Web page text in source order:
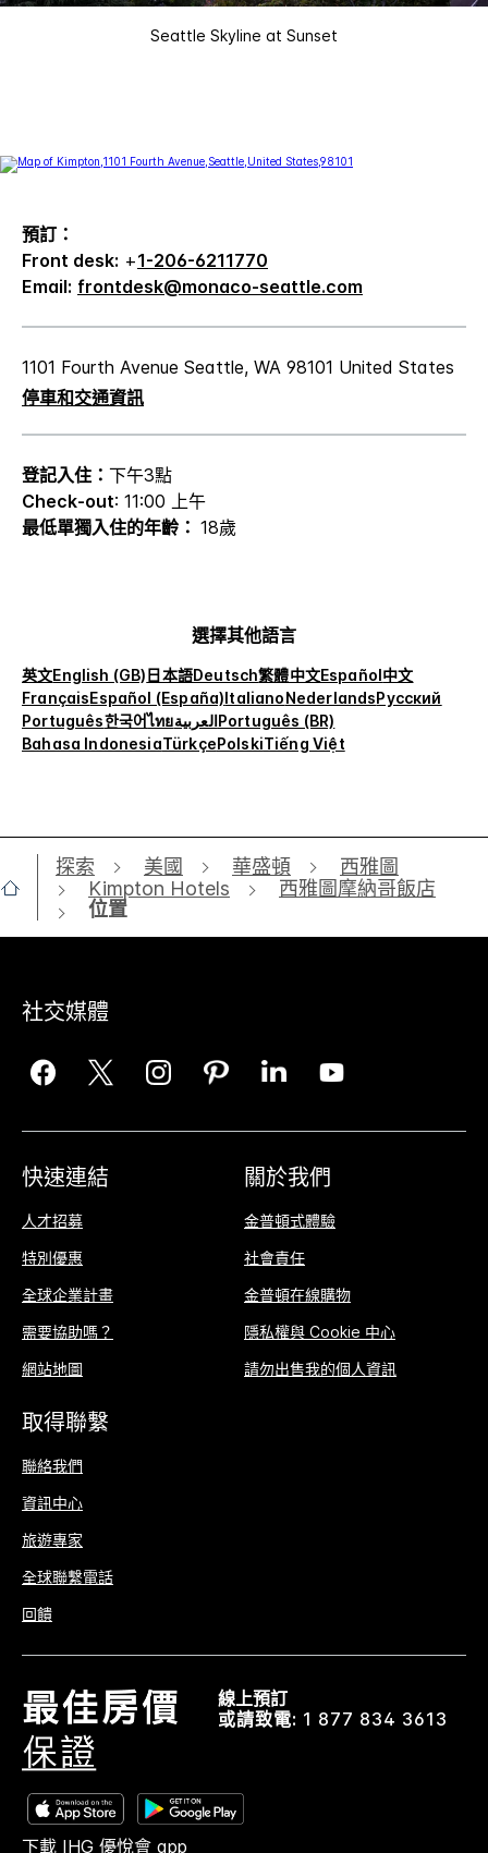
Seattle Skyline at Sunset
預訂：
Front desk: +1-206-6211770
Email: frontdesk@monaco-seattle.com
1101 Fourth Avenue Seattle, WA 98101 United States
停車和交通資訊
登記入住： 下午3點
Check-out: 11:00 上午
最低單獨入住的年齡： 18歲
選擇其他語言
英文English (GB)日本語Deutsch繁體中文Español中文
FrançaisEspañol (España)ItalianoNederlandsРусский
Português한국어ไทยالعربيةPortuguês (BR)
Bahasa IndonesiaTürkçePolskiTiếng Việt
探索 美國 華盛頓
西雅圖
Kimpton Hotels
西雅圖摩納哥飯店
位置
社交媒體
快速連結
人才招募
特別優惠
全球企業計畫
需要協助嗎？
網站地圖
關於我們
金普頓式體驗
社會責任
金普頓在線購物
隱私權與 Cookie 中心
請勿出售我的個人資訊
取得聯繫
聯絡我們
資訊中心
旅遊專家
全球聯繫電話
回饋
線上預訂
或請致電: 1 877 834 3613
下載 IHG 優悅會 app